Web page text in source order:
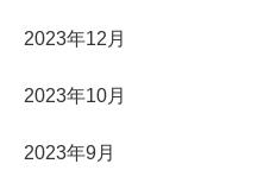
2023年12月
2023年10月
2023年9月